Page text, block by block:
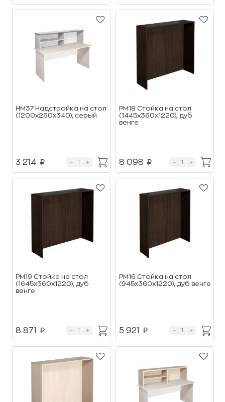
НМ37 Надстройка на стол
(1200х260х340), cерый
3 214 p
РМ18 Стойка на стол
(1445х360х1220), дуб
венге
8 098 p
РМ19 Стойка на стол
(1645х360х1220), дуб
венге
8 871 p
РМ16 Стойка на стол
(945х360х1220), дуб венге
5 921 p